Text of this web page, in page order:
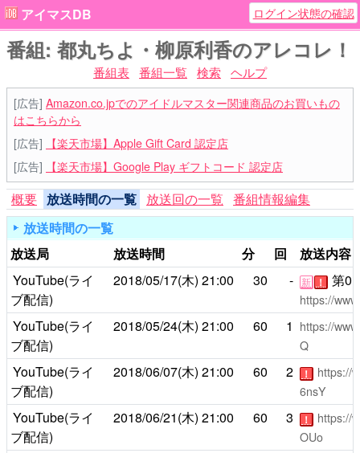
アイマスDB ログイン状態の確認
番組: 都丸ちよ・柳原利香のアレコレ！
番組表 番組一覧 検索 ヘルプ
[広告] Amazon.co.jpでのアイドルマスター関連商品のお買いもの
はこちらから
[広告]
【楽天市場】Apple Gift Card 認定店
[広告]
【楽天市場】Google Play ギフトコード 認定店
概要 放送時間の一覧 放送回の一覧 番組情報編集
放送時間の一覧
放送局
放送時間 分 回
放送内容
YouTube(ライ
ブ配信)
2018/05/17(木) 21:00 30 - 新 ！ 第0
https://
YouTube(ライ
ブ配信)
2018/05/24(木) 21:00 60 1 https://
Q
YouTube(ライ
ブ配信)
2018/06/07(木) 21:00 60 2 ！
https://
6nsY
YouTube(ライ
ブ配信)
2018/06/21(木) 21:00 60 3 ！
https://
OUo